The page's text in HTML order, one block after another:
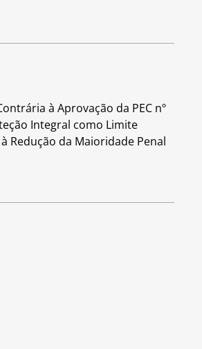
à Aprovação da PEC nº
Integral como Limite
Redução da Maioridade Penal